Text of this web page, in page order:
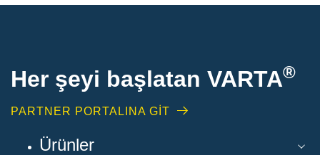
Her şeyi başlatan VARTA®
PARTNER PORTALINA GİT
Ürünler